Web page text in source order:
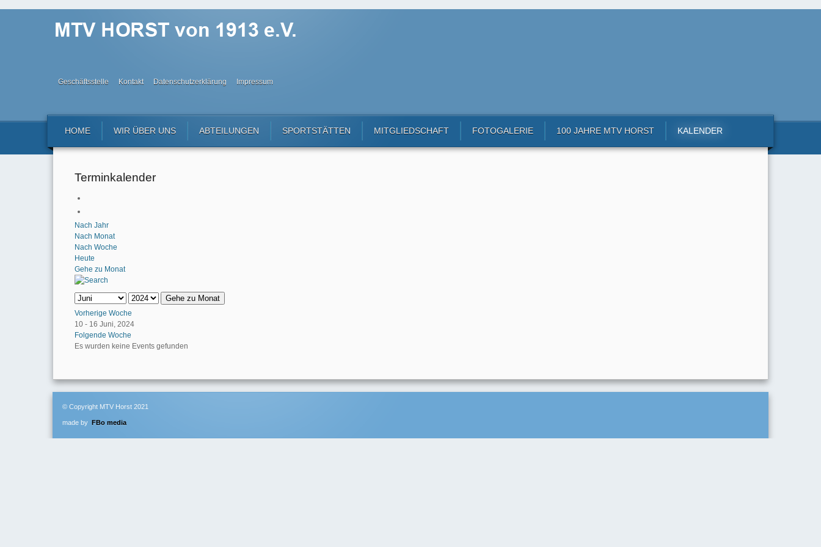
Geschäftsstelle Kontakt Datenschutzerklärung Impressum
HOME WIR ÜBER UNS ABTEILUNGEN SPORTSTÄTTEN MITGLIEDSCHAFT FOTOGALERIE 100 JAHRE MTV HORST KALENDER
Terminkalender
Nach Jahr
Nach Monat
Nach Woche
Heute
Gehe zu Monat
Gehe zu Monat
Vorherige Woche
10 - 16 Juni, 2024
Folgende Woche
Es wurden keine Events gefunden
© Copyright MTV Horst 2021
made by FBo media